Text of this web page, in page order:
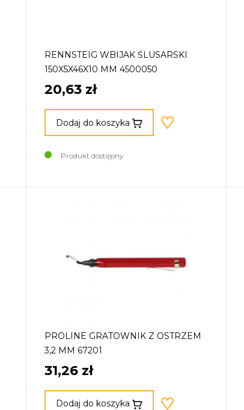
RENNSTEIG WBIJAK ŚLUSARSKI
150X5X46X10 MM 4500050
20,63 zł
Dodaj do koszyka
Produkt dostępny
PROLINE GRATOWNIK Z OSTRZEM
3,2 MM 67201
31,26 zł
Dodaj do koszyka